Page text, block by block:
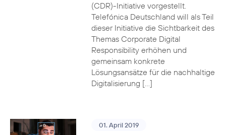
(CDR)-Initiative vorgestellt.
Telefónica Deutschland will als Teil
dieser Initiative die Sichtbarkeit des
Themas Corporate Digital
Responsibility erhöhen und
gemeinsam konkrete
Lösungsansätze für die nachhaltige
Digitalisierung […]
01. April 2019